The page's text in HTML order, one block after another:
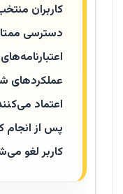
کاربران
دسترسی
عملکردهای
اعتماد
پس از انجام
کاربر لغو